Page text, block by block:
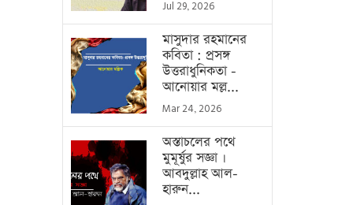
Jul 29, 2026
মাসুদার রহমানের
কবিতা : প্রসঙ্গ
উত্তরাধুনিকতা -
আনোয়ার মল্ল...
Mar 24, 2026
অস্তাচলের পথে
মুমূর্ষুর সজ্ঞা ।
আবদুল্লাহ আল-
হারুন...